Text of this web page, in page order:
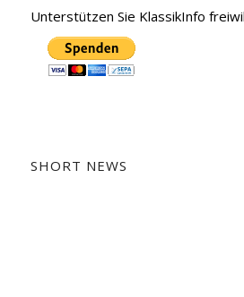
Unterstützen Sie KlassikInfo
SHORT NEWS